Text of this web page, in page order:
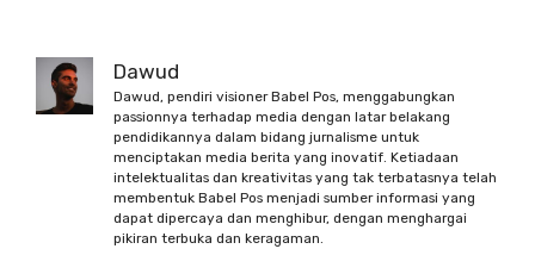
Dawud
Dawud, pendiri visioner Babel Pos, menggabungkan
passionnya terhadap media dengan latar belakang
pendidikannya dalam bidang jurnalisme untuk
menciptakan media berita yang inovatif. Ketiadaan
intelektualitas dan kreativitas yang tak terbatasnya telah
membentuk Babel Pos menjadi sumber informasi yang
dapat dipercaya dan menghibur, dengan menghargai
pikiran terbuka dan keragaman.